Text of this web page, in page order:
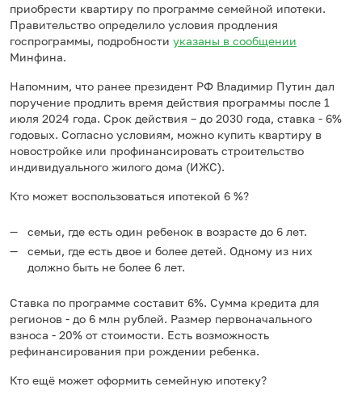
приобрести квартиру по программе семейной ипотеки.
Правительство определило условия продления
госпрограммы, подробности указаны в сообщении
Минфина.
Напомним, что ранее президент РФ Владимир Путин дал
поручение продлить время действия программы после 1
июля 2024 года. Срок действия – до 2030 года, ставка - 6%
годовых. Согласно условиям, можно купить квартиру в
новостройке или профинансировать строительство
индивидуального жилого дома (ИЖС).
Кто может воспользоваться ипотекой 6 %?
семьи, где есть один ребенок в возрасте до 6 лет.
семьи, где есть двое и более детей. Одному из них
должно быть не более 6 лет.
Ставка по программе составит 6%. Сумма кредита для
регионов - до 6 млн рублей. Размер первоначального
взноса - 20% от стоимости. Есть возможность
рефинансирования при рождении ребенка.
Кто ещё может оформить семейную ипотеку?